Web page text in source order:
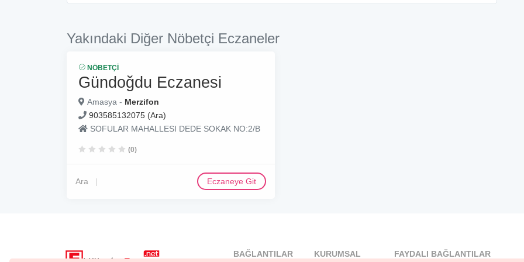
Yakındaki Diğer Nöbetçi Eczaneler
NÖBETÇI
Gündoğdu Eczanesi
Amasya - Merzifon
903585132075 (Ara)
SOFULAR MAHALLESI DEDE SOKAK NO:2/B
(0)
Ara Eczaneye Git
BAĞLANTILAR
KURUMSAL
FAYDALI BAĞLANTILAR